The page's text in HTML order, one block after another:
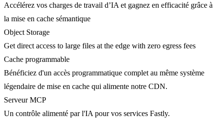
Accélérez vos charges de travail d’IA et gagnez en efficacité grâce à
la mise en cache sémantique
Object Storage
Get direct access to large files at the edge with zero egress fees
Cache programmable
Bénéficiez d'un accès programmatique complet au même système
légendaire de mise en cache qui alimente notre CDN.
Serveur MCP
Un contrôle alimenté par l'IA pour vos services Fastly.